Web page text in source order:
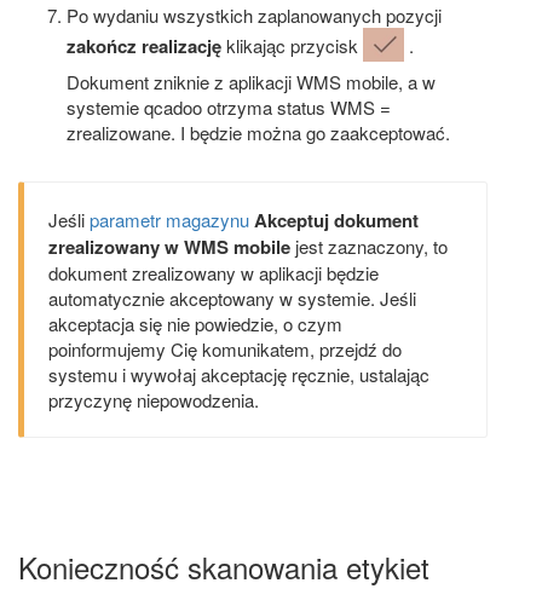
Po wydaniu wszystkich zaplanowanych pozycji
zakończ realizacjęklikając przycisk
.
Dokument zniknie z aplikacji WMS mobile, a w
systemie qcadoo otrzyma status WMS =
zrealizowane. I będzie można go zaakceptować.
Jeśliparametr magazynuAkceptuj dokument
zrealizowany w WMS mobile jest zaznaczony, to
dokument zrealizowany w aplikacji będzie
automatycznie akceptowany w systemie. Jeśli
akceptacja się nie powiedzie, o czym
poinformujemy Cię komunikatem, przejdź do
systemu i wywołaj akceptację ręcznie, ustalając
przyczynę niepowodzenia.
Konieczność skanowania etykiet